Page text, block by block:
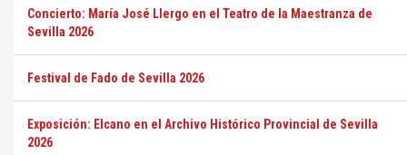
Concierto: María José Llergo en el Teatro de la Maestranza de
Sevilla 2026
Festival de Fado de Sevilla 2026
Exposición: Elcano en el Archivo Histórico Provincial de Sevilla
2026